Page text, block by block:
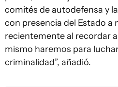
comités de autodefensa y
con presencia del Estado a
recientemente al recordar
mismo haremos para
criminalidad”, añadió.